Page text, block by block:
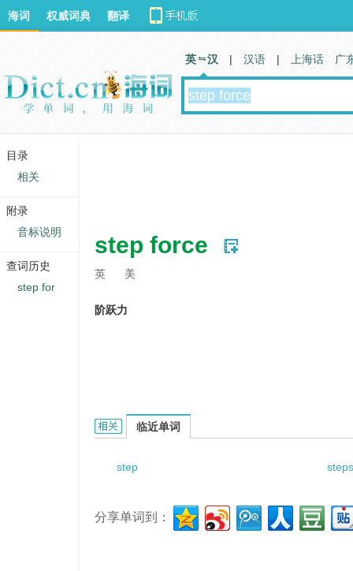
step force
英 美
阶跃力
step force的相关资料：
临近单词
step
分享单词到：
海词 权威词典 翻译
英 汉 | 汉语 | 上海话 广
目录
相关
附录
音标说明
查词历史
step for